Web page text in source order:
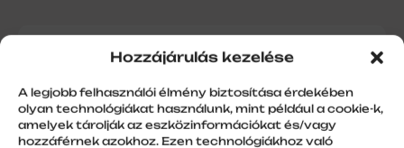
Hozzájárulás kezelése
A legjobb felhasználói élmény biztosítása érdekében
olyan technológiákat használunk, mint például a cookie-k,
amelyek tárolják az eszközinformációkat és/vagy
hozzáférnek azokhoz. Ezen technológiákhoz való
DC 118 Szélérz. rádióadós,